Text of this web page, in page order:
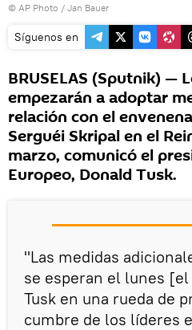
© AP Photo / Jan Bauer
Síguenos en
BRUSELAS (Sputnik) —
empezarán a adoptar
relación con el
Serguéi Skripal en el
marzo, comunicó el
Europeo, Donald Tusk.
"Las medidas
se esperan el lunes
Tusk en una rueda de
cumbre de los líderes